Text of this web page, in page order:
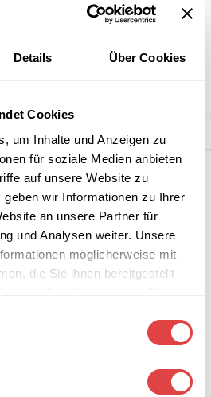
Details Über Cookies
Cookies
um Inhalte und Anzeigen zu
für soziale Medien anbieten
auf unsere Website zu
wir Informationen zu Ihrer
an unsere Partner für
und Analysen weiter. Unsere
möglicherweise mit
die Sie ihnen bereitgestellt
& Crepeeisen